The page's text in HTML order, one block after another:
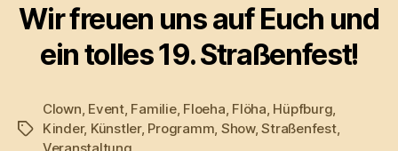
Wir freuen uns auf Euch und
ein tolles 19. Straßenfest!
Schlagwörter
Clown Event, Familie, Floeha Flöha Hüpfburg
Kinder, Künstler, Programm Show,Straßenfest,
Veranstaltung